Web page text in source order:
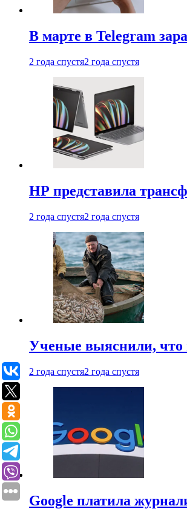
В марте в Telegram
2 года спустя2 года спустя
HP представила
2 года спустя2 года спустя
Ученые выяснили, что
2 года спустя2 года спустя
Google платила